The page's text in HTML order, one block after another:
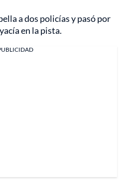
a dos policías y pasó por
en la pista.